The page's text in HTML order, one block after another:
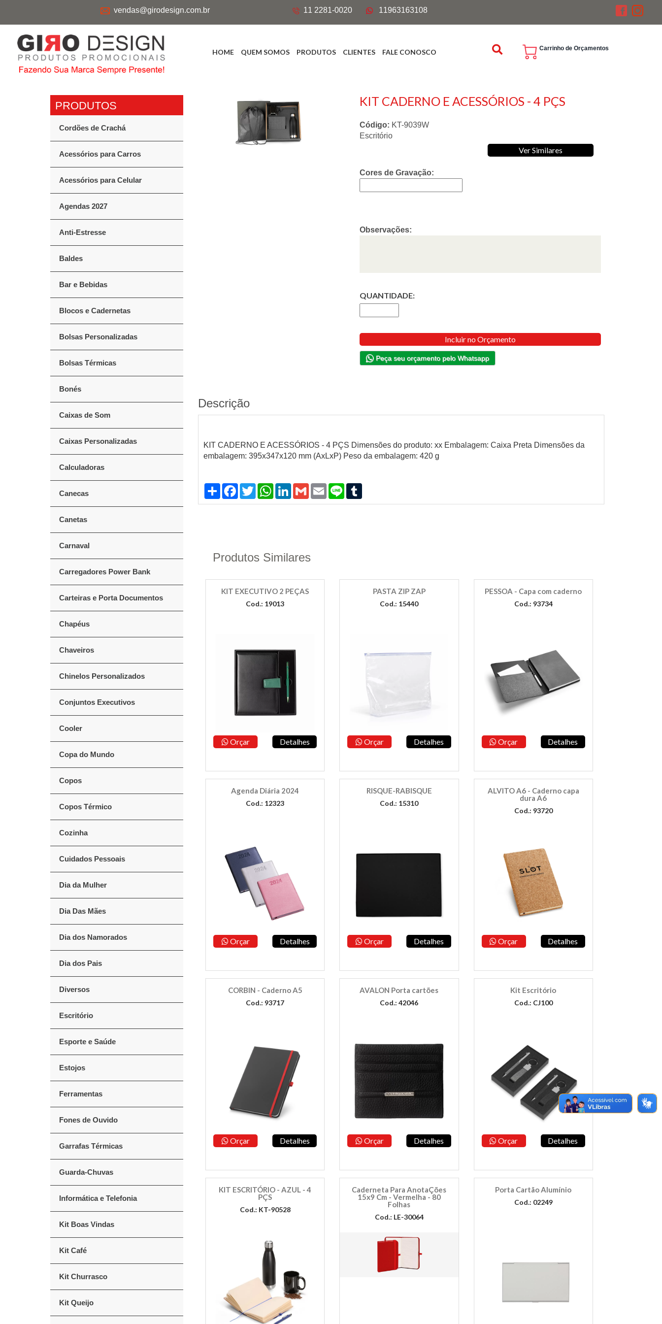
vendas@girodesign.com.br 11 2281-0020 11963163108
HOME QUEM SOMOS PRODUTOS CLIENTES FALE CONOSCO Carrinho de Orçamentos
Cordões de Crachá
Acessórios para Carros
Acessórios para Celular
Agendas 2027
Anti-Estresse
Baldes
Bar e Bebidas
Blocos e Cadernetas
Bolsas Personalizadas
Bolsas Térmicas
Bonés
Caixas de Som
Caixas Personalizadas
Calculadoras
Canecas
Canetas
Carnaval
Carregadores Power Bank
Carteiras e Porta Documentos
Chapéus
Chaveiros
Chinelos Personalizados
Conjuntos Executivos
Cooler
Copa do Mundo
Copos
Copos Térmico
Cozinha
Cuidados Pessoais
Dia da Mulher
Dia Das Mães
Dia dos Namorados
Dia dos Pais
Diversos
Escritório
Esporte e Saúde
Estojos
Ferramentas
Fones de Ouvido
Garrafas Térmicas
Guarda-Chuvas
Informática e Telefonia
Kit Boas Vindas
Kit Café
Kit Churrasco
Kit Queijo
KIT CADERNO E ACESSÓRIOS - 4 PÇS
Código: KT-9039W
Escritório
Ver Similares
Cores de Gravação:
Observações:
QUANTIDADE:
Incluir no Orçamento
Peça seu orçamento pelo Whatsapp
Descrição
KIT CADERNO E ACESSÓRIOS - 4 PÇS Dimensões do produto: xx Embalagem: Caixa Preta Dimensões da
embalagem: 395x347x120 mm (AxLxP) Peso da embalagem: 420 g
Compartilhar
Facebook
TwitterWhatsApp
LinkedIn
GmailEmailLine
Produtos Similares
KIT EXECUTIVO 2 PEÇAS
Cod.: 19013
Orçar Detalhes
PASTA ZIP ZAP
Cod.: 15440
Orçar Detalhes
PESSOA - Capa com caderno
Cod.: 93734
Orçar Detalhes
Agenda Diária 2024
Cod.: 12323
Orçar Detalhes
RISQUE-RABISQUE
Cod.: 15310
Orçar Detalhes
ALVITO A6 - Caderno capa
dura A6
Cod.: 93720
Orçar Detalhes
CORBIN - Caderno A5
Cod.: 93717
Orçar Detalhes
AVALON Porta cartões
Cod.: 42046
Orçar Detalhes
Kit Escritório
Cod.: CJ100
Orçar Detalhes
KIT ESCRITÓRIO - AZUL - 4
PÇS
Cod.: KT-90528
Caderneta Para AnotaÇões
15x9 Cm - Vermelha - 80
Folhas
Cod.: LE-30064
Porta Cartão Alumínio
Cod.: 02249